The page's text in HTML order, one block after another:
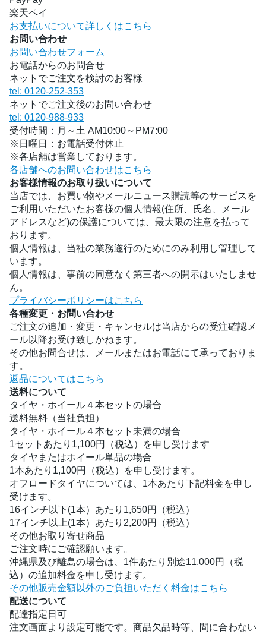
楽天ペイ
お支払いについて詳しくはこちら
お問い合わせ
お問い合わせフォーム
お電話からのお問合せ
ネットでご注文を検討のお客様
tel: 0120-252-353
ネットでご注文後のお問い合わせ
tel: 0120-988-933
受付時間：月～土 AM10:00～PM7:00
※日曜日：お電話受付休止
※各店舗は営業しております。
各店舗へのお問い合わせはこちら
お客様情報のお取り扱いについて
当店では、お買い物やメールニュース購読等のサービスを
ご利用いただいたお客様の個人情報(住所、氏名、メール
アドレスなど)の保護については、最大限の注意を払って
おります。
個人情報は、当社の業務遂行のためにのみ利用し管理して
います。
個人情報は、事前の同意なく第三者への開示はいたしませ
ん。
プライバシーポリシーはこちら
各種変更・お問い合わせ
ご注文の追加・変更・キャンセルは当店からの受注確認メ
ール以降お受け致しかねます。
その他お問合せは、メールまたはお電話にて承っておりま
す。
返品についてはこちら
送料について
タイヤ・ホイール４本セットの場合
送料無料（当社負担）
タイヤ・ホイール４本セット未満の場合
1セットあたり1,100円（税込）を申し受けます
タイヤまたはホイール単品の場合
1本あたり1,100円（税込）を申し受けます。
オフロードタイヤについては、1本あたり下記料金を申し
受けます。
16インチ以下(1本）あたり1,650円（税込）
17インチ以上(1本）あたり2,200円（税込）
その他お取り寄せ商品
ご注文時にご確認願います。
沖縄県及び離島の場合は、1件あたり別途11,000円（税
込）の追加料金を申し受けます。
その他販売金額以外のご負担いただく料金はこちら
配送について
配達指定日可
注文画面より設定可能です。商品欠品時等、間に合わない